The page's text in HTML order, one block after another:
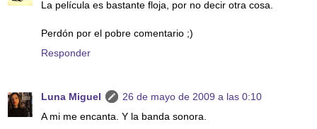
La película es bastante floja, por no decir otra cosa.
Perdón por el pobre comentario ;)
Responder
Luna Miguel
26 de mayo de 2009 a las 0:10
A mi me encanta. Y la banda sonora.